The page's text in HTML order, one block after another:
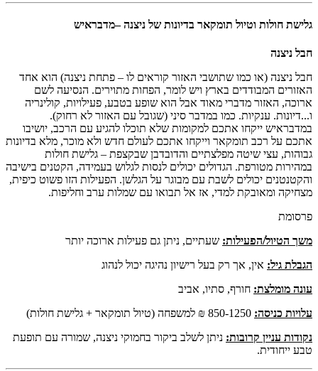
גלישת חולות וטיול תומקאר בדיונות של ניצנה –מדבראיש
חבל ניצנה
חבל ניצנה (או כמו שתושבי האזור קוראים לו – פתחת ניצנה) הוא אחד
האזורים המבודדים בארץ ויש לומר, הפחות מתוירים. הנסיעה לשם
ארוכה, האזור מדברי מאוד אבל הוא שופע בטבע, פעילויות, קולינריה
ו...דיונות. ענקיות. כמו במדבר סיני (שגובל עם האזור לא רחוק).
במדבראיש ייקחו אתכם למקומות שלא תוכלו להגיע עם הרכב, יושיבו
אתכם על רכב תומקאר וייקחו אתכם לעולם חדש ולא מוכר, מלא בדיונות
גבוהות, עצי שיטה מפלצתיים והדובדבן שבקצפת – גלישת חולות
במהירות מטורפת. הגדולים יכולים לנסות לגלוש בעמידה, הקטנים בישיבה
והקטנטנים יכולים לשבת עם מבוגר על הגלשן. הפעילות הזו פשוט כיפית,
מצחיקה ומאובקת למדי, אז אל תבואו עם שמלות ערב וחליפות.
פרסומת
משך הטיול/הפעילות: שעתיים, ניתן גם פעילות ארוכה יותר
הגבלת גיל: אין, אך רק בעל רישיון נהיגה יכול לנהוג
עונה מומלצת: חורף, סתיו, אביב
עלויות כניסה:
נקודות עניין קרובות: ניתן לשלב ביקור בחמוקי ניצנה, שמורה עם תופעת
טבע ייחודית.